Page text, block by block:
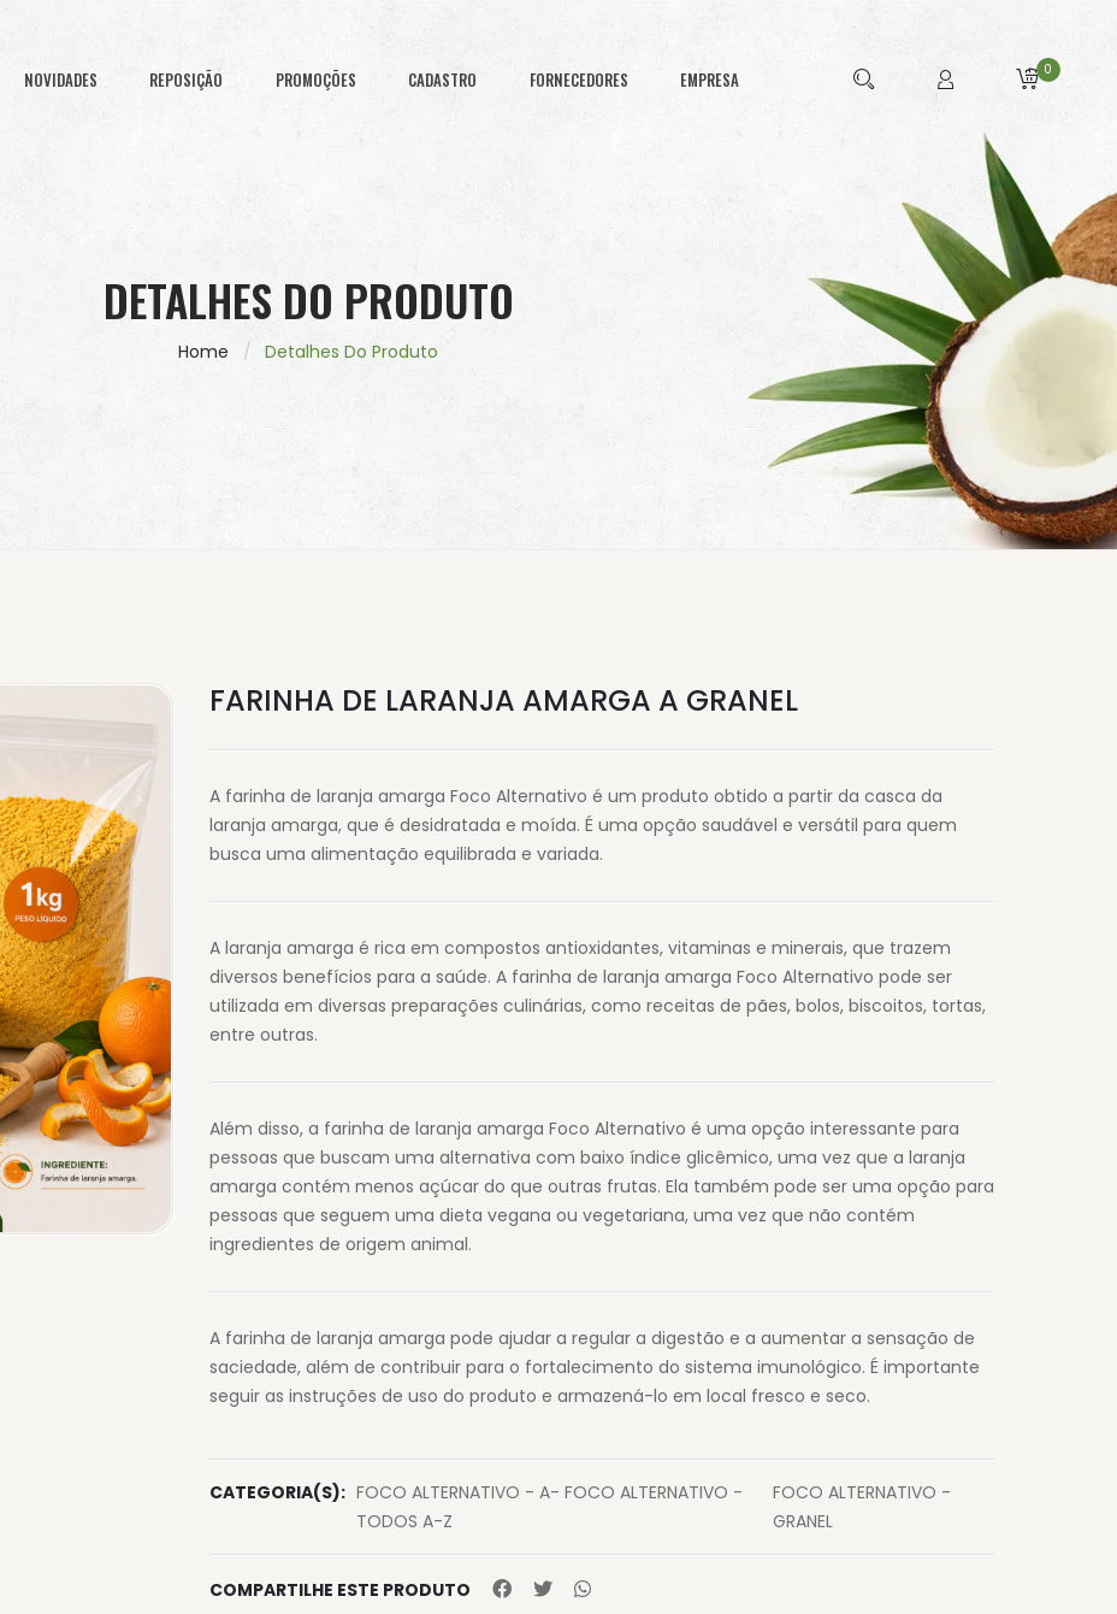
NOVIDADES REPOSIÇÃO PROMOÇÕES CADASTRO FORNECEDORES EMPRESA 0
DETALHES DO PRODUTO
Home Detalhes Do Produto
FARINHA DE LARANJA AMARGA A GRANEL
A farinha de laranja amarga Foco Alternativo é um produto obtido a partir da casca da
laranja amarga, que é desidratada e moída. É uma opção saudável e versátil para quem
busca uma alimentação equilibrada e variada.
A laranja amarga é rica em compostos antioxidantes, vitaminas e minerais, que trazem
diversos benefícios para a saúde. A farinha de laranja amarga Foco Alternativo pode ser
utilizada em diversas preparações culinárias, como receitas de pães, bolos, biscoitos, tortas,
entre outras.
Além disso, a farinha de laranja amarga Foco Alternativo é uma opção interessante para
pessoas que buscam uma alternativa com baixo índice glicêmico, uma vez que a laranja
amarga contém menos açúcar do que outras frutas. Ela também pode ser uma opção para
pessoas que seguem uma dieta vegana ou vegetariana, uma vez que não contém
ingredientes de origem animal.
A farinha de laranja amarga pode ajudar a regular a digestão e a aumentar a sensação de
saciedade, além de contribuir para o fortalecimento do sistema imunológico. É importante
seguir as instruções de uso do produto e armazená-lo em local fresco e seco.
CATEGORIA(S): FOCO ALTERNATIVO - A- FOCO ALTERNATIVO -
TODOS A-Z
FOCO ALTERNATIVO -
GRANEL
COMPARTILHE ESTE PRODUTO